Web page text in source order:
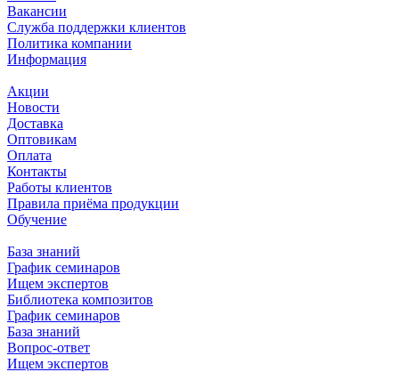
Вакансии
Служба поддержки клиентов
Политика компании
Информация
Акции
Новости
Доставка
Оптовикам
Оплата
Контакты
Работы клиентов
Правила приёма продукции
Обучение
База знаний
График семинаров
Ищем экспертов
Библиотека композитов
График семинаров
База знаний
Вопрос-ответ
Ищем экспертов